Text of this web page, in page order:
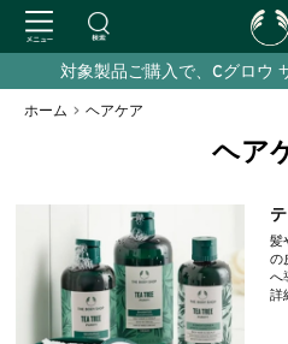
対象製品ご購入で、Cグロウ
ホーム > ヘアケア
ヘア
髪
の
へ
詳